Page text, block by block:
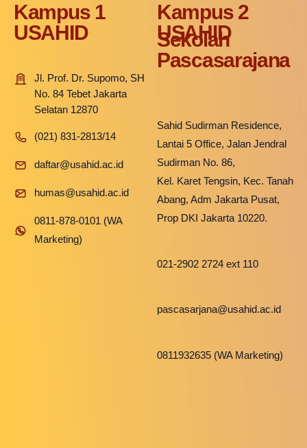
Kampus 1
USAHID
Jl. Prof. Dr. Supomo, SH
No. 84 Tebet Jakarta
Selatan 12870
(021) 831-2813/14
daftar@usahid.ac.id
humas@usahid.ac.id
0811-878-0101 (WA
Marketing)
Kampus 2
USAHID
Sekolah
Pascasarajana
Sahid Sudirman Residence,
Lantai 5 Office, Jalan Jendral
Sudirman No. 86,
Kel. Karet Tengsin, Kec. Tanah
Abang, Adm Jakarta Pusat,
Prop DKI Jakarta 10220.
021-2902 2724 ext 110
pascasarjana@usahid.ac.id
0811932635 (WA Marketing)